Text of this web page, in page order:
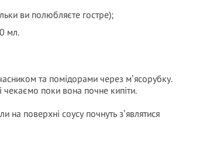
ви полюбляєте гостре);
мл.
та помідорами через мʼясорубку.
поки вона почне кипіти.
на поверхні соусу почнуть зʼявлятися